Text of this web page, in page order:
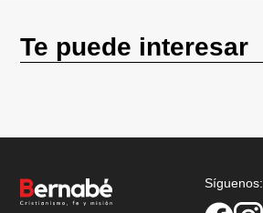
Te puede interesar
Síguenos: